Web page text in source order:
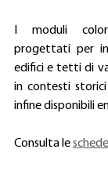
I moduli
progettati per
edifici e tetti di
in contesti storici
infine disponibili
Consulta le